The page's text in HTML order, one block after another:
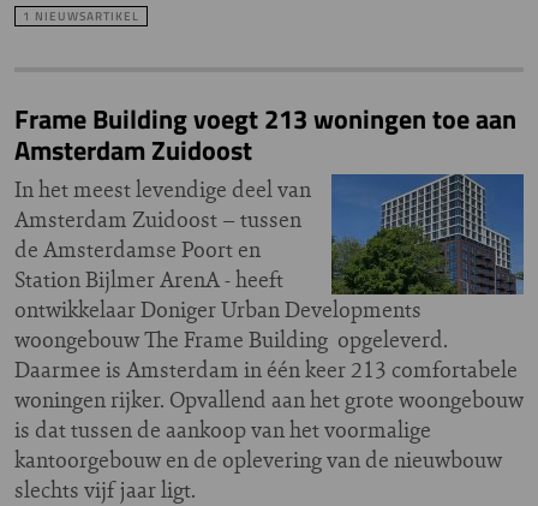
1 NIEUWSARTIKEL
Frame Building voegt 213 woningen toe aan
Amsterdam Zuidoost
In het meest levendige deel van
Amsterdam Zuidoost – tussen
de Amsterdamse Poort en
Station Bijlmer ArenA - heeft
ontwikkelaar Doniger Urban Developments
woongebouw The Frame Building opgeleverd.
Daarmee is Amsterdam in één keer 213 comfortabele
woningen rijker. Opvallend aan het grote woongebouw
is dat tussen de aankoop van het voormalige
kantoorgebouw en de oplevering van de nieuwbouw
slechts vijf jaar ligt.